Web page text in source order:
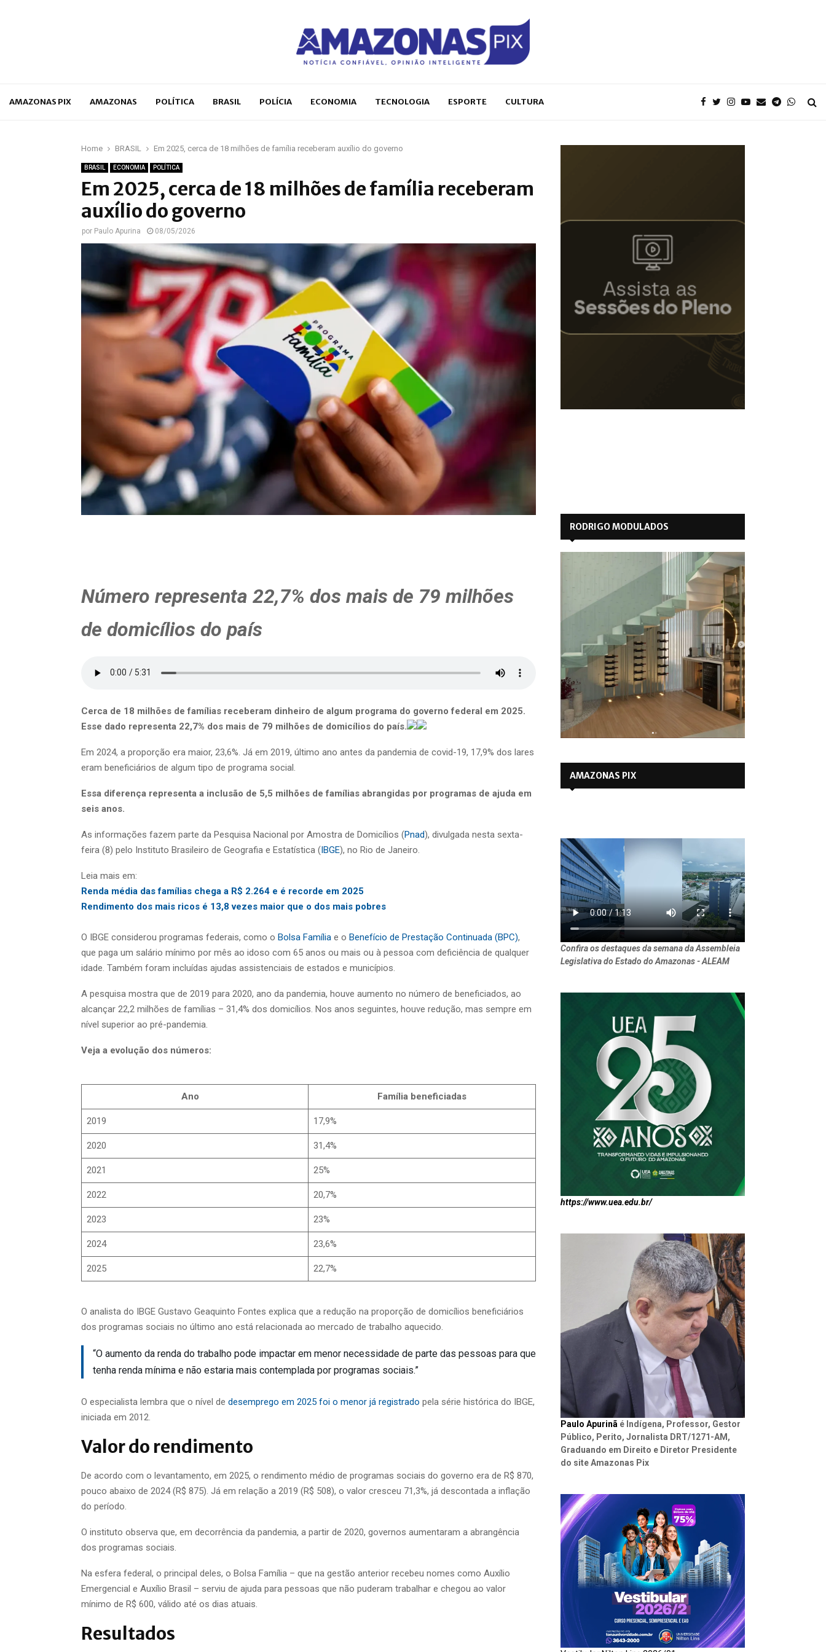
AMAZONAS PIX AMAZONAS POLÍTICA BRASIL POLÍCIA ECONOMIA TECNOLOGIA ESPORTE CULTURA
Home BRASIL Em 2025, cerca de 18 milhões de família receberam auxílio do governo
BRASIL ECONOMIA POLÍTICA
Em 2025, cerca de 18 milhões de família receberam
auxílio do governo
por Paulo Apurina 08/05/2026
Número representa 22,7% dos mais de 79 milhões
de domicílios do país
Cerca de 18 milhões de famílias receberam dinheiro de algum programa do governo federal em 2025.
Esse dado representa 22,7% dos mais de 79 milhões de domicílios do país.
Em 2024, a proporção era maior, 23,6%. Já em 2019, último ano antes da pandemia de covid-19, 17,9% dos lares
eram beneficiários de algum tipo de programa social.
Essa diferença representa a inclusão de 5,5 milhões de famílias abrangidas por programas de ajuda em
seis anos.
As informações fazem parte da Pesquisa Nacional por Amostra de Domicílios (Pnad), divulgada nesta sexta-
feira (8) pelo Instituto Brasileiro de Geografia e Estatística (IBGE), no Rio de Janeiro.
Leia mais em:
Renda média das famílias chega a R$ 2.264 e é recorde em 2025
Rendimento dos mais ricos é 13,8 vezes maior que o dos mais pobres
O IBGE considerou programas federais, como o Bolsa Família e o Benefício de Prestação Continuada (BPC),
que paga um salário mínimo por mês ao idoso com 65 anos ou mais ou à pessoa com deficiência de qualquer
idade. Também foram incluídas ajudas assistenciais de estados e municípios.
A pesquisa mostra que de 2019 para 2020, ano da pandemia, houve aumento no número de beneficiados, ao
alcançar 22,2 milhões de famílias – 31,4% dos domicílios. Nos anos seguintes, houve redução, mas sempre em
nível superior ao pré-pandemia.
Veja a evolução dos números:
Ano Família beneficiadas
2019 17,9%
2020 31,4%
2021 25%
2022 20,7%
2023 23%
2024 23,6%
2025 22,7%
O analista do IBGE Gustavo Geaquinto Fontes explica que a redução na proporção de domicílios beneficiários
dos programas sociais no último ano está relacionada ao mercado de trabalho aquecido.
“O aumento da renda do trabalho pode impactar em menor necessidade de parte das pessoas para que
tenha renda mínima e não estaria mais contemplada por programas sociais.”
O especialista lembra que o nível de desemprego em 2025 foi o menor já registrado pela série histórica do IBGE,
iniciada em 2012.
Valor do rendimento
De acordo com o levantamento, em 2025, o rendimento médio de programas sociais do governo era de R$ 870,
pouco abaixo de 2024 (R$ 875). Já em relação a 2019 (R$ 508), o valor cresceu 71,3%, já descontada a inflação
do período.
O instituto observa que, em decorrência da pandemia, a partir de 2020, governos aumentaram a abrangência
dos programas sociais.
Na esfera federal, o principal deles, o Bolsa Família – que na gestão anterior recebeu nomes como Auxílio
Emergencial e Auxílio Brasil – serviu de ajuda para pessoas que não puderam trabalhar e chegou ao valor
mínimo de R$ 600, válido até os dias atuais.
Resultados
RODRIGO MODULADOS
AMAZONAS PIX
Confira os destaques da semana da Assembleia
Legislativa do Estado do Amazonas - ALEAM
https://www.uea.edu.br/
Paulo Apurinã é Indígena, Professor, Gestor
Público, Perito, Jornalista DRT/1271-AM,
Graduando em Direito e Diretor Presidente
do site Amazonas Pix